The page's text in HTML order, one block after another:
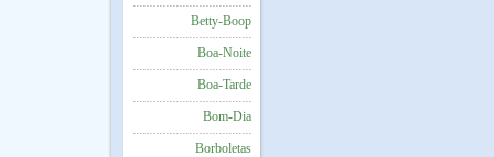
Betty-Boop
Boa-Noite
Boa-Tarde
Bom-Dia
Borboletas